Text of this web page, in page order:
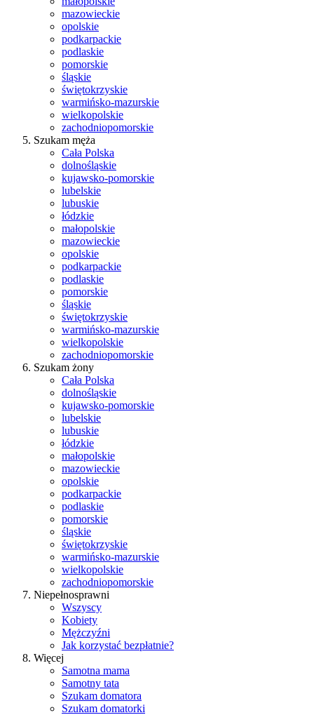
mazowieckie
opolskie
podkarpackie
podlaskie
pomorskie
śląskie
świętokrzyskie
warmińsko-mazurskie
wielkopolskie
zachodniopomorskie
Szukam męża
Cała Polska
dolnośląskie
kujawsko-pomorskie
lubelskie
lubuskie
łódzkie
małopolskie
mazowieckie
opolskie
podkarpackie
podlaskie
pomorskie
śląskie
świętokrzyskie
warmińsko-mazurskie
wielkopolskie
zachodniopomorskie
Szukam żony
Cała Polska
dolnośląskie
kujawsko-pomorskie
lubelskie
lubuskie
łódzkie
małopolskie
mazowieckie
opolskie
podkarpackie
podlaskie
pomorskie
śląskie
świętokrzyskie
warmińsko-mazurskie
wielkopolskie
zachodniopomorskie
Niepełnosprawni
Wszyscy
Kobiety
Mężczyźni
Jak korzystać bezpłatnie?
Więcej
Samotna mama
Samotny tata
Szukam domatora
Szukam domatorki